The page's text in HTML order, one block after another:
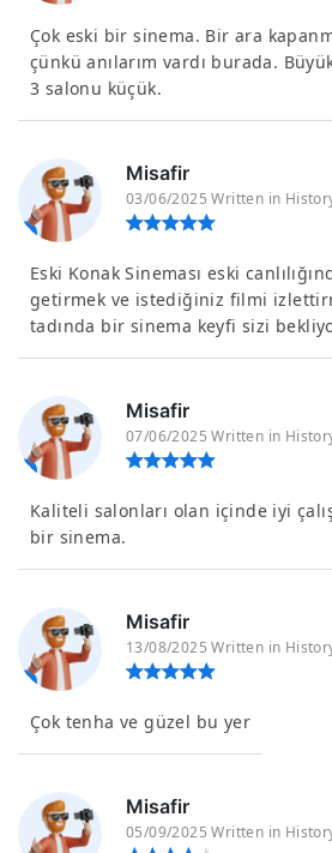
Çok eski bir sinema. Bir ara
çünkü anılarım vardı burada.
3 salonu küçük.
Misafir
03/06/2025 Written in
Eski Konak Sineması eski
getirmek ve istediğiniz filmi
tadında bir sinema keyfi sizi
Misafir
07/06/2025 Written in
Kaliteli salonları olan içinde iyi
bir sinema.
Misafir
13/08/2025 Written in
Çok tenha ve güzel bu yer
Misafir
05/09/2025 Written in